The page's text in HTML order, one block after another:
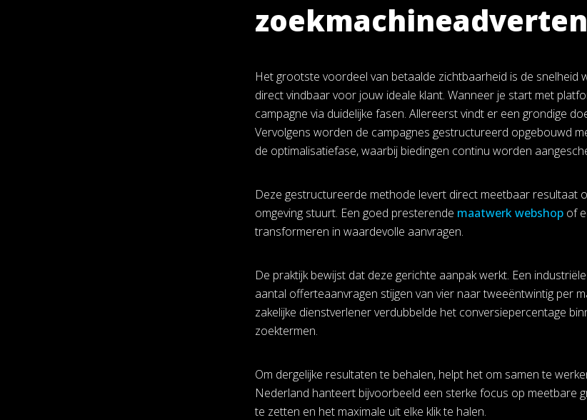
Het grootste voordeel van betaalde zichtbaarheid is de
direct vindbaar voor jouw ideale klant. Wanneer je start met
campagne via duidelijke fasen. Allereerst vindt er een grondige
Vervolgens worden de campagnes gestructureerd opgebouwd
de optimalisatiefase, waarbij biedingen continu worden
Deze gestructureerde methode levert direct meetbaar
omgeving stuurt. Een goed presterende maatwerk webshop of
transformeren in waardevolle aanvragen.
De praktijk bewijst dat deze gerichte aanpak werkt. Een
aantal offerteaanvragen stijgen van vier naar tweeëntwintig per
zakelijke dienstverlener verdubbelde het conversiepercentage
zoektermen.
Om dergelijke resultaten te behalen, helpt het om samen te
Nederland hanteert bijvoorbeeld een sterke focus op meetbare
te zetten en het maximale uit elke klik te halen.